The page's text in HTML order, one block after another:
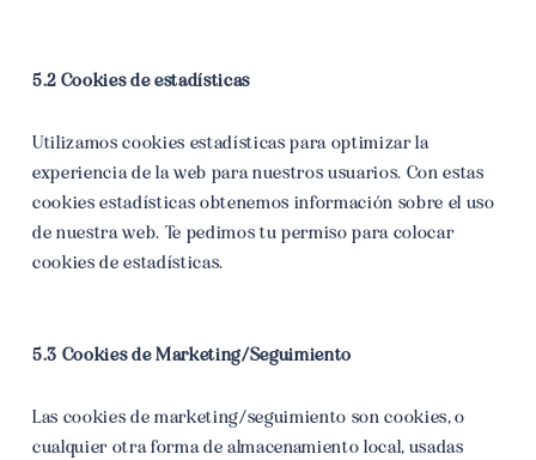
5.2 Cookies de estadísticas
Utilizamos cookies estadísticas para optimizar la
experiencia de la web para nuestros usuarios. Con estas
cookies estadísticas obtenemos información sobre el uso
de nuestra web. Te pedimos tu permiso para colocar
cookies de estadísticas.
5.3 Cookies de Marketing/Seguimiento
Las cookies de marketing/seguimiento son cookies, o
cualquier otra forma de almacenamiento local, usadas